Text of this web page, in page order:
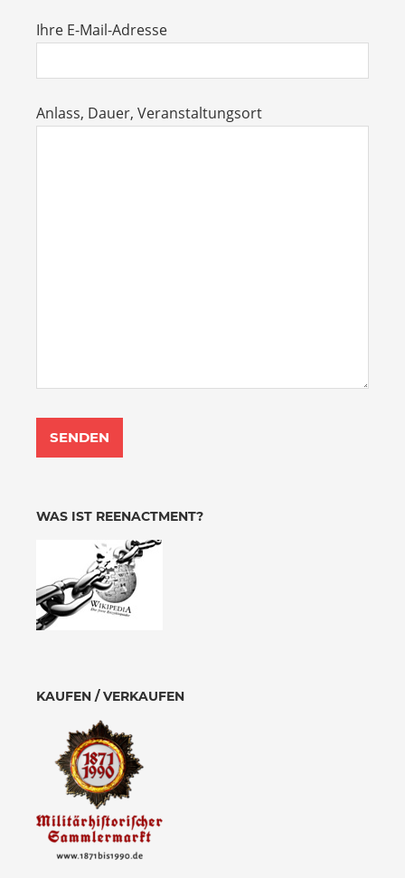
Ihre E-Mail-Adresse
Anlass, Dauer, Veranstaltungsort
WAS IST REENACTMENT?
KAUFEN / VERKAUFEN